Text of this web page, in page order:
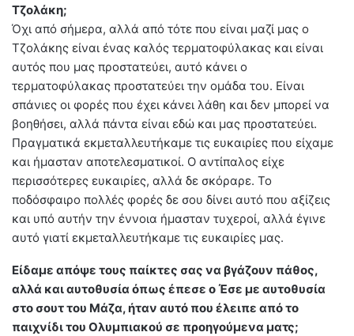
Τζολάκη;
Όχι από σήμερα, αλλά από τότε που είναι μαζί μας ο
Τζολάκης είναι ένας καλός τερματοφύλακας και είναι
αυτός που μας προστατεύει, αυτό κάνει ο
τερματοφύλακας προστατεύει την ομάδα του. Είναι
σπάνιες οι φορές που έχει κάνει λάθη και δεν μπορεί να
βοηθήσει, αλλά πάντα είναι εδώ και μας προστατεύει.
Πραγματικά εκμεταλλευτήκαμε τις ευκαιρίες που είχαμε
και ήμασταν αποτελεσματικοί. Ο αντίπαλος είχε
περισσότερες ευκαιρίες, αλλά δε σκόραρε. Το
ποδόσφαιρο πολλές φορές δε σου δίνει αυτό που αξίζεις
και υπό αυτήν την έννοια ήμασταν τυχεροί, αλλά έγινε
αυτό γιατί εκμεταλλευτήκαμε τις ευκαιρίες μας.
Είδαμε απόψε τους παίκτες σας να βγάζουν πάθος,
αλλά και αυτοθυσία όπως έπεσε ο Έσε με αυτοθυσία
στο σουτ του Μάζα, ήταν αυτό που έλειπε από το
παιχνίδι του Ολυμπιακού σε προηγούμενα ματς;